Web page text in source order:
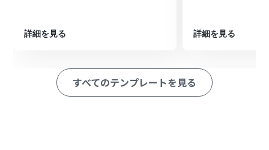
※「トリガー」：フロー起動のきっかけとなるアクション、「オ
■このワークフローのカスタムポイント
AIの要約オペレーションでは、Slackから受け取ったメッ
詳細を見る 詳細を見る
すべてのテンプレートを見る